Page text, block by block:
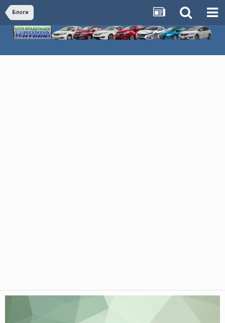
Блоги